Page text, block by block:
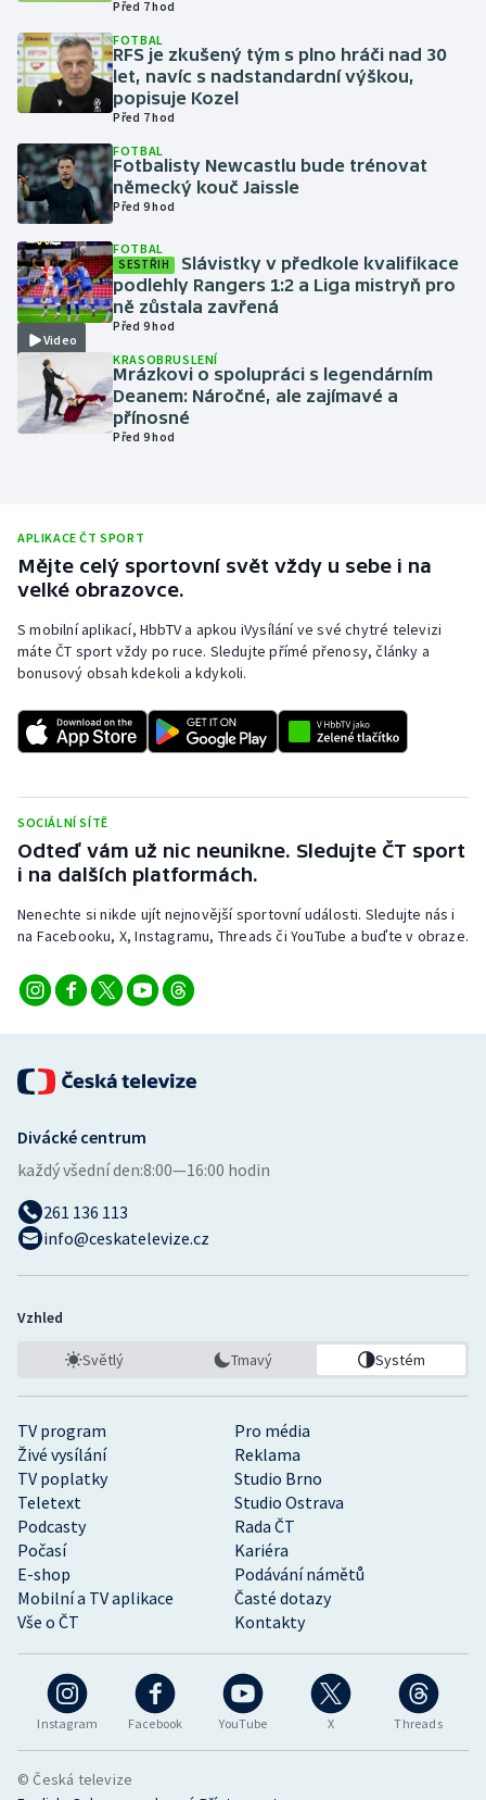
Jezdectví
Judo
Krasobruslení
Lezení
Lyže a snowboard
Moderní pětiboj
Motorsport
Olympijské hry
Parasport
Plážový volejbal
Ragby
Rychlobruslení
Rychlostní kanoistika
Short track
Stolní tenis
Veslování
Vodní slalom
Před 7 hod
FOTBAL
RFS je zkušený tým s plno hráči nad 30
let, navíc s nadstandardní výškou,
popisuje Kozel
Před 7 hod
FOTBAL
Fotbalisty Newcastlu bude trénovat
německý kouč Jaissle
Před 9 hod
Video
FOTBAL
SESTŘIH
Slávistky v předkole kvalifikace
podlehly Rangers 1:2 a Liga mistryň pro
ně zůstala zavřená
Před 9 hod
KRASOBRUSLENÍ
Mrázkovi o spolupráci s legendárním
Deanem: Náročné, ale zajímavé a
přínosné
Před 9 hod
APLIKACE ČT SPORT
Mějte celý sportovní svět vždy u sebe i na
velké obrazovce.
S mobilní aplikací, HbbTV a apkou iVysílání ve své chytré televizi
máte ČT sport vždy po ruce. Sledujte přímé přenosy, články a
bonusový obsah kdekoli a kdykoli.
SOCIÁLNÍ SÍTĚ
Odteď vám už nic neunikne. Sledujte ČT sport
i na dalších platformách.
Nenechte si nikde ujít nejnovější sportovní události. Sledujte nás i
na Facebooku, X, Instagramu, Threads či YouTube a buďte v obraze.
Instagram Facebook YouTube X Threads
TV program
Pro média
Živé vysílání
Reklama
TV poplatky
Studio Brno
Teletext
Studio Ostrava
Podcasty
Rada ČT
Počasí
Kariéra
E-shop
Podávání námětů
Mobilní a TV aplikace
Časté dotazy
Vše o ČT
Kontakty
Divácké centrum
každý všední den:8:00—16:00 hodin
261 136 113
info@ceskatelevize.cz
Vzhled
Světlý Tmavý Systém
© Česká televize